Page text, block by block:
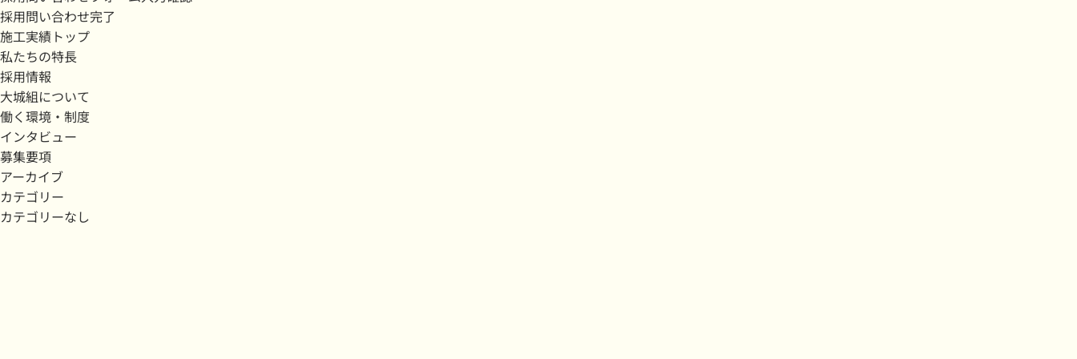
採用問い合わせ完了
施工実績トップ
私たちの特長
採用情報
大城組について
働く環境・制度
インタビュー
募集要項
アーカイブ
カテゴリー
カテゴリーなし